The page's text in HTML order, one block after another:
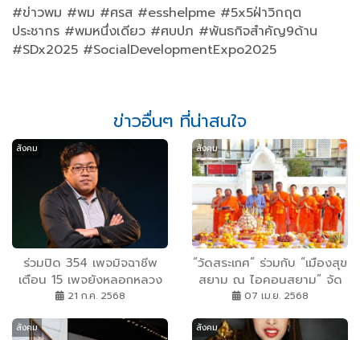
#ข่าวพม #พม #ศรส #esshelpme #5x5ฝ่าวิกฤต
ประชากร #พมหนึ่งเดียว #ศบปภ #พันธกิจสำคัญ9ด้าน
#SDx2025 #SocialDevelopmentExpo2025
ข่าวอื่นๆ ที่น่าสนใจ
สังคม
ร่วมปิด 354 เพจมิจฉาชีพ
เตือน 15 เพจยังหลอกหลวง
คนไทย เร่งประสานจัดการ
21 ก.ค. 2568
สังคม
“วัดสระเกศ” ร่วมกับ “เมืองสุข
สยาม ณ ไอคอนสยาม” จัด
ใหญ่ ในวาระครบรอบ 200 ปี
จากเมืองพิษณุโลกสู่พระนคร
07 เม.ย. 2568
สังคม สังคม